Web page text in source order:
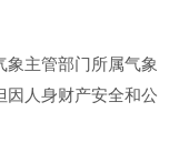
象主管部门所属气象
因人身财产安全和公